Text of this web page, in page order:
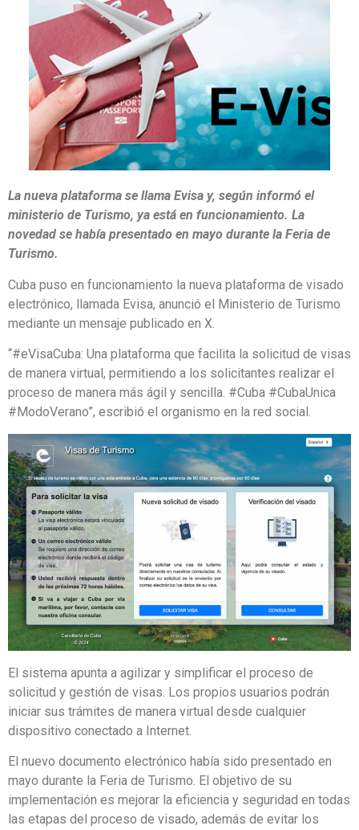
La nueva plataforma se llama Evisa y, según informó el
ministerio de Turismo, ya está en funcionamiento. La
novedad se había presentado en mayo durante la Feria de
Turismo.
Cuba puso en funcionamiento la nueva plataforma de visado
electrónico, llamada Evisa, anunció el Ministerio de Turismo
mediante un mensaje publicado en X.
“#eVisaCuba: Una plataforma que facilita la solicitud de visas
de manera virtual, permitiendo a los solicitantes realizar el
proceso de manera más ágil y sencilla. #Cuba #CubaUnica
#ModoVerano”, escribió el organismo en la red social.
El sistema apunta a agilizar y simplificar el proceso de
solicitud y gestión de visas. Los propios usuarios podrán
iniciar sus trámites de manera virtual desde cualquier
dispositivo conectado a Internet.
El nuevo documento electrónico había sido presentado en
mayo durante la Feria de Turismo. El objetivo de su
implementación es mejorar la eficiencia y seguridad en todas
las etapas del proceso de visado, además de evitar los